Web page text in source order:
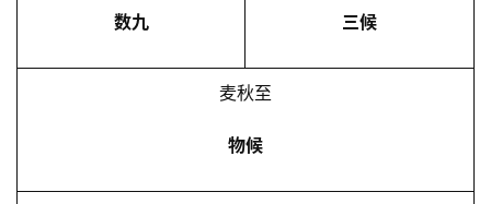
数九 三候
麦秋至
物候